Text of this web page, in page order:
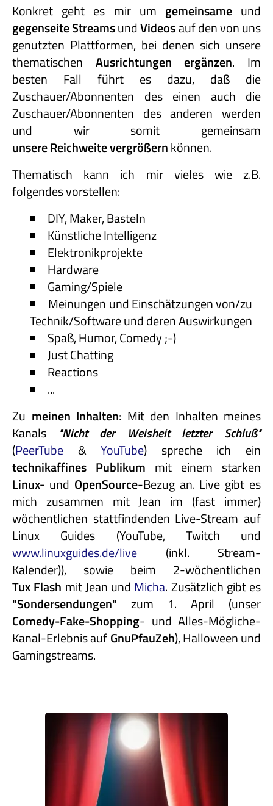
Konkret geht es mir um gemeinsameund
gegenseite StreamsundVideosauf den von uns
genutzten Plattformen, bei denen sich unsere
thematischen Ausrichtungen ergänzen. Im
besten Fall führt es dazu, daß die
Zuschauer/Abonnenten des einen auch die
Zuschauer/Abonnenten des anderen werden
und wir somit gemeinsam
unsere Reichweite vergrößernkönnen.
Thematisch kann ich mir vieles wie z.B.
folgendes vorstellen:
DIY, Maker, Basteln
Künstliche Intelligenz
Elektronikprojekte
Hardware
Gaming/Spiele
Meinungen und Einschätzungen von/zu
Technik/Software und deren Auswirkungen
Spaß, Humor, Comedy ;-)
Just Chatting
Reactions
...
Zu meinen Inhalten: Mit den Inhalten meines
Kanals
"Nicht der Weisheit letzter
Schluß"
(PeerTube &YouTube) spreche ich ein
technikaffines Publikum mit einem starken
Linux- und OpenSource-Bezug an. Live gibt es
mich zusammen mit Jean im (fast immer)
wöchentlichen stattfindenden Live-Stream auf
Linux Guides (YouTube, Twitch und
www.linuxguides.de/live (inkl. Stream-
Kalender)), sowie beim 2-wöchentlichen
Tux Flash mit Jean und Micha. Zusätzlich gibt es
"Sondersendungen" zum 1. April (unser
Comedy-Fake-Shopping- und Alles-Mögliche-
Kanal-Erlebnis aufGnuPfauZeh), Halloween und
Gamingstreams.